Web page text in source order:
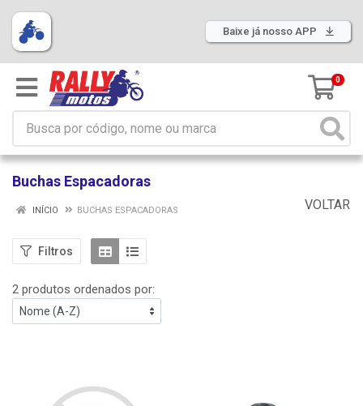
Baixe já nosso APP
0
Buchas Espacadoras
VOLTAR
INÍCIO BUCHAS ESPACADORAS
Filtros
2 produtos ordenados por: